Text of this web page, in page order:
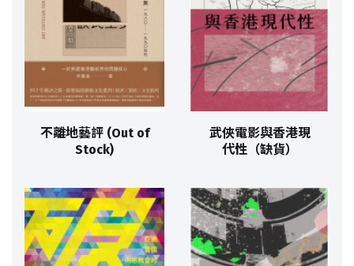
不離地藝評 (Out of
Stock)
武俠電影與香港現
代性（缺貨）